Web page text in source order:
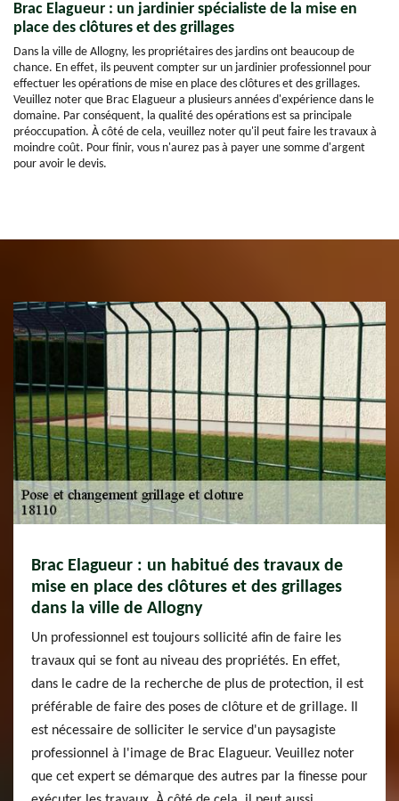
Brac Elagueur : un jardinier spécialiste de la mise en
place des clôtures et des grillages
Dans la ville de Allogny, les propriétaires des jardins ont beaucoup de
chance. En effet, ils peuvent compter sur un jardinier professionnel pour
effectuer les opérations de mise en place des clôtures et des grillages.
Veuillez noter que Brac Elagueur a plusieurs années d'expérience dans le
domaine. Par conséquent, la qualité des opérations est sa principale
préoccupation. À côté de cela, veuillez noter qu'il peut faire les travaux à
moindre coût. Pour finir, vous n'aurez pas à payer une somme d'argent
pour avoir le devis.
Brac Elagueur : un habitué des travaux de
mise en place des clôtures et des grillages
dans la ville de Allogny
Un professionnel est toujours sollicité afin de faire les
travaux qui se font au niveau des propriétés. En effet,
dans le cadre de la recherche de plus de protection, il est
préférable de faire des poses de clôture et de grillage. Il
est nécessaire de solliciter le service d'un paysagiste
professionnel à l'image de Brac Elagueur. Veuillez noter
que cet expert se démarque des autres par la finesse pour